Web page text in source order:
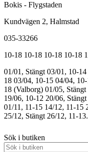
Bokis - Flygstaden
Kundvägen 2, Halmstad
035-33266
10-18 10-18 10-18 10-18
01/01, Stängt 03/01, 10-14
18 03/04, 10-15 04/04,
18 (Valborg) 01/05, Stängt
19/06, 10-12 20/06, Stängt
01/11, 11-15 14/12, 11-15
25/12, Stängt 26/12, 11-
Sök i butiken